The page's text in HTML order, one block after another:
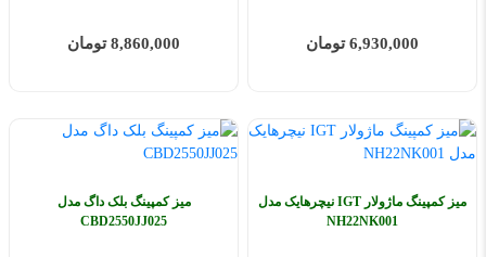
6,930,000 تومان 8,860,000 تومان
میز کمپینگ ماژولار IGT نیچرهایک مدل
NH22NK001
میز کمپینگ بلک داگ مدل
CBD2550JJ025